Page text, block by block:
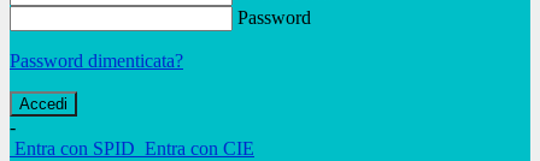
Password
Password dimenticata?
-
Entra con SPID Entra con CIE